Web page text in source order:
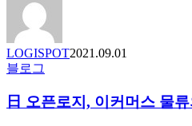
되
는
이
유
LOGISPOT2021.09.01
日
픈
블로그
日 오픈로지, 이커머스 물